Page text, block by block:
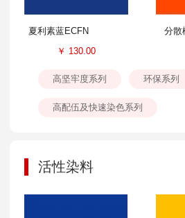
夏利素蓝ECFN
￥ 130.00
分散
高坚牢度系列 环保系列
高配伍及快速染色系列
活性染料